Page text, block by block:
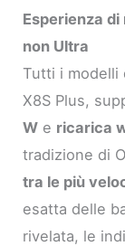
Esperienza
non Ultra
Tutti i modelli
X8S Plus,
W e ricarica
tradizione di
tra le più
esatta delle
rivelata, le